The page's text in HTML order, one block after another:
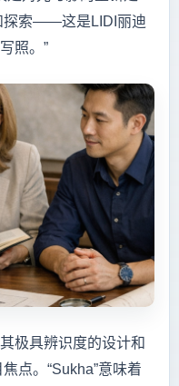
探索——这是LIDI丽迪
照。”
极具辨识度的设计和
点。“Sukha”意味着